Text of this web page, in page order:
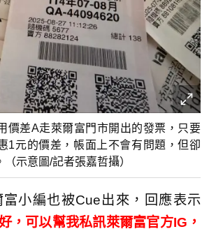
價差A走萊爾富門市開出的發票，只要
1元的價差，帳面上不會有問題，但卻
示意圖/記者張嘉哲攝）
小編也被Cue出來，回應表示
，可以幫我私訊萊爾富官方IG，